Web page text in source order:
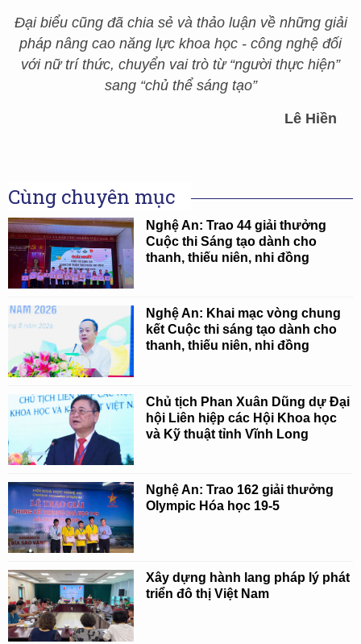
Đại biểu cũng đã chia sẻ và thảo luận về những giải
pháp nâng cao năng lực khoa học - công nghệ đối
với nữ trí thức, chuyển vai trò từ “người thực hiện”
sang “chủ thể sáng tạo”
Lê Hiền
Cùng chuyên mục
Nghệ An: Trao 44 giải thưởng
Cuộc thi Sáng tạo dành cho
thanh, thiếu niên, nhi đồng
Nghệ An: Khai mạc vòng chung
kết Cuộc thi sáng tạo dành cho
thanh, thiếu niên, nhi đồng
Chủ tịch Phan Xuân Dũng dự Đại
hội Liên hiệp các Hội Khoa học
và Kỹ thuật tỉnh Vĩnh Long
Nghệ An: Trao 162 giải thưởng
Olympic Hóa học 19-5
Xây dựng hành lang pháp lý phát
triển đô thị Việt Nam